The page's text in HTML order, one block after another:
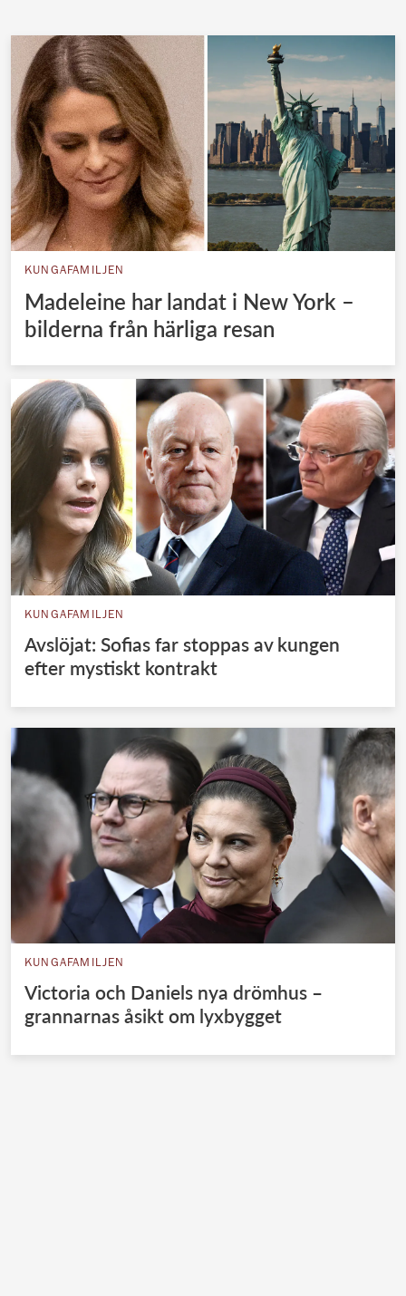
Danska kungahuset
Spanska kungahuset
Nederländska kungahuset
Belgiska kungahuset
Jordanska kungahuset
Luxemburgska storhertighuset
Japanska kejsarhuset
KUNGAFAMILJEN
Madeleine har landat i New York –
bilderna från härliga resan
KUNGAFAMILJEN
Avslöjat: Sofias far stoppas av kungen
efter mystiskt kontrakt
KUNGAFAMILJEN
Victoria och Daniels nya drömhus –
grannarnas åsikt om lyxbygget